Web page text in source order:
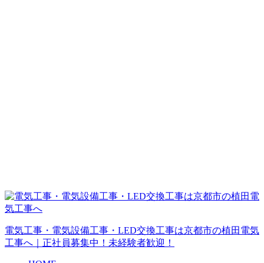
電気工事・電気設備工事・LED交換工事は京都市の植田電気
工事へ｜正社員募集中！未経験者歓迎！